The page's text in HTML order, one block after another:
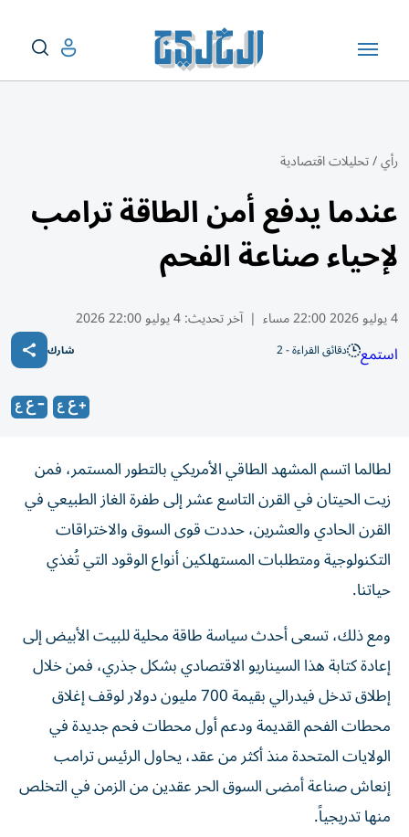
رأي/تحليلات اقتصادية
عندما يدفع أمن الطاقة ترامب
لإحياء صناعة الفحم
4 يوليو 2026 22:00 مساء | آخر تحديث:4 يوليو 22:00 2026
استمع دقائق القراءة - 2 شارك
لطالما اتسم المشهد الطاقي الأمريكي بالتطور المستمر، فمن
زيت الحيتان في القرن التاسع عشر إلى طفرة الغاز الطبيعي في
القرن الحادي والعشرين، حددت قوى السوق والاختراقات
التكنولوجية ومتطلبات المستهلكين أنواع الوقود التي تُغذي
حياتنا.
ومع ذلك، تسعى أحدث سياسة طاقة محلية للبيت الأبيض إلى
إعادة كتابة هذا السيناريو الاقتصادي بشكل جذري، فمن خلال
إطلاق تدخل فيدرالي بقيمة 700 مليون دولار لوقف إغلاق
محطات الفحم القديمة ودعم أول محطات فحم جديدة في
الولايات المتحدة منذ أكثر من عقد، يحاول الرئيس ترامب
إنعاش صناعة أمضى السوق الحر عقدين من الزمن في التخلص
منها تدريجياً.